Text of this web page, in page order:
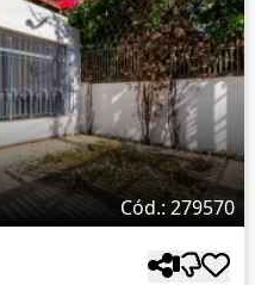
Cód.: 279570